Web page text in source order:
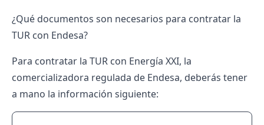
¿Qué documentos son necesarios para contratar la
TUR con Endesa?
Para contratar la TUR con Energía XXI, la
comercializadora regulada de Endesa, deberás tener
a mano la información siguiente: